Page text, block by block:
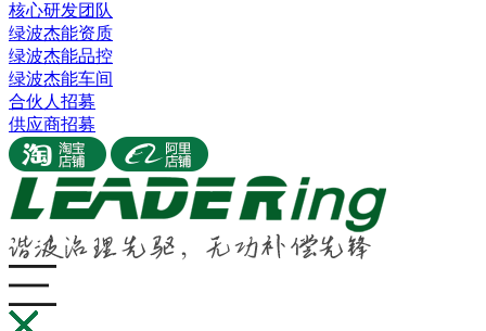
核心研发团队
绿波杰能资质
绿波杰能品控
绿波杰能车间
合伙人招募
供应商招募